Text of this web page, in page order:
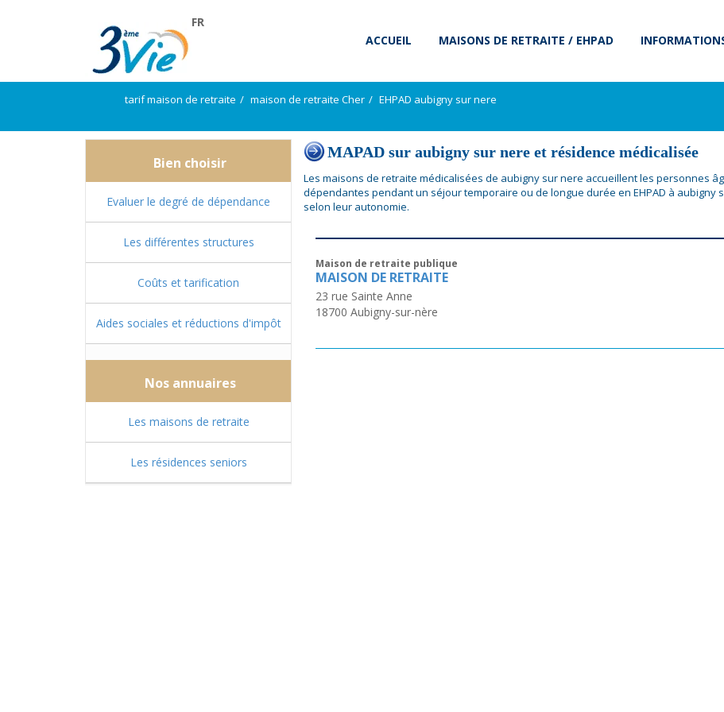
FR
ACCUEIL
MAISONS DE RETRAITE / EHPAD
tarif maison de retraite maison de retraite Cher EHPAD aubigny sur nere
Bien choisir
Evaluer le degré de dépendance
Les différentes structures
Coûts et tarification
Aides sociales et réductions d'impôt
Nos annuaires
Les maisons de retraite
Les résidences seniors
MAPAD sur aubigny sur nere et résidence médicalisée
Les maisons de retraite médicalisées de aubigny sur nere accueillent les personnes
dépendantes pendant un séjour temporaire ou de longue durée en EHPAD à aubigny
selon leur autonomie.
Maison de retraite publique
MAISON DE RETRAITE
23 rue Sainte Anne
18700 Aubigny-sur-nère